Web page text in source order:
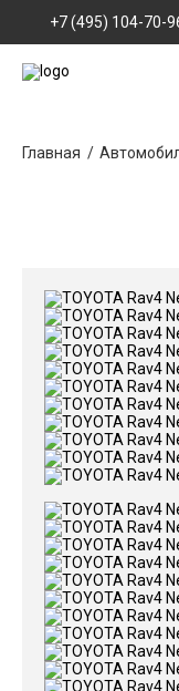
+7 (495) 104-70-
Главная